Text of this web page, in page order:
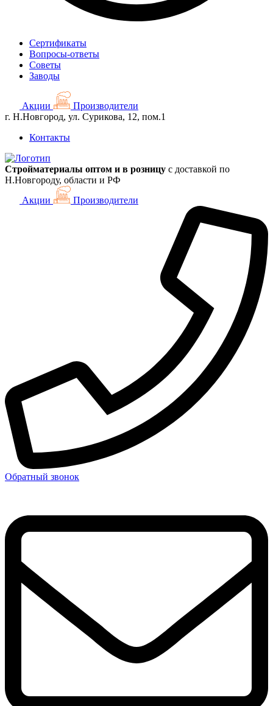
Сертификаты
Вопросы-ответы
Советы
Заводы
Акции
Производители
г. Н.Новгород, ул. Сурикова, 12, пом.1
Контакты
Стройматериалы оптом и в розницу с доставкой по
Н.Новгороду, области и РФ
Акции
Производители
Обратный звонок